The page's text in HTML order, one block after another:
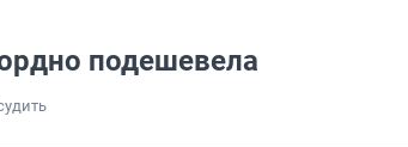
подешевела